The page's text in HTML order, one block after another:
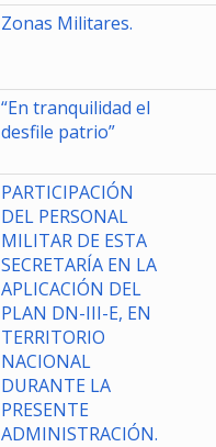
Zonas Militares.
“En tranquilidad el
desfile patrio”
PARTICIPACIÓN
DEL PERSONAL
MILITAR DE ESTA
SECRETARÍA EN LA
APLICACIÓN DEL
PLAN DN-III-E, EN
TERRITORIO
NACIONAL
DURANTE LA
PRESENTE
ADMINISTRACIÓN.